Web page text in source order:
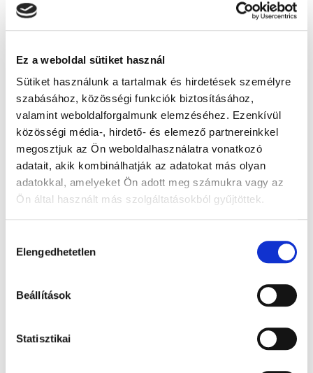
Ez a weboldal sütiket használ
Sütiket használunk a tartalmak és hirdetések személyre
szabásához, közösségi funkciók biztosításához,
valamint weboldalforgalmunk elemzéséhez. Ezenkívül
közösségi média-, hirdető- és elemező partnereinkkel
megosztjuk az Ön weboldalhasználatra vonatkozó
adatait, akik kombinálhatják az adatokat más olyan
adatokkal, amelyeket Ön adott meg számukra vagy az
Ön által használt más szolgáltatásokból gyűjtöttek.
kiválasztása
Elengedhetetlen
Beállítások
Statisztikai
Csak 3-5 csillagos vélemények láthatók
Kapcsolódó termékek